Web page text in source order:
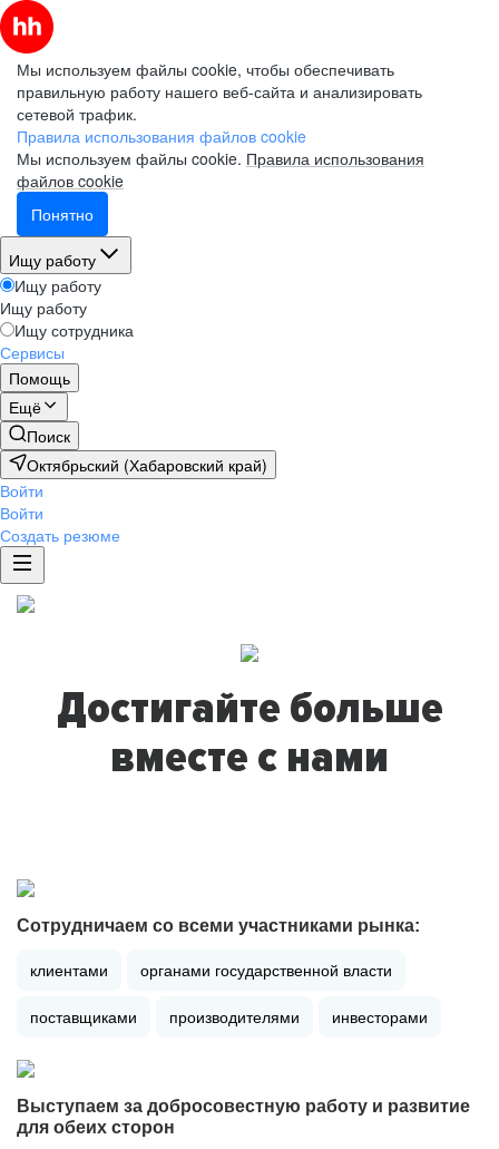
Мы используем файлы cookie, чтобы обеспечивать
правильную работу нашего веб-сайта и анализировать
сетевой трафик.
Правила использования файлов cookie
Мы используем файлы cookie. Правила использования
файлов cookie
Понятно
Ищу работу
Ищу работу
Ищу работу
Ищу сотрудника
Сервисы
Помощь
Ещё
Поиск
Октябрьский (Хабаровский край)
Войти
Войти
Создать резюме
Достигайте больше
вместе с нами
Сотрудничаем со всеми участниками рынка:
клиентами органами государственной власти
поставщиками производителями инвесторами
Выступаем за добросовестную работу и развитие
для обеих сторон